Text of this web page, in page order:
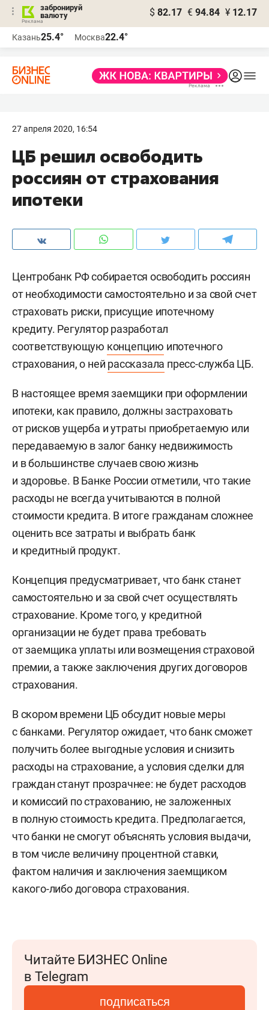
забронируй
валюту
$ 82.17 € 94.84 ¥ 12.17
Казань25.4° Москва22.4°
27 апреля 2020, 16:54
​ЦБ решил освободить
россиян от страхования
ипотеки
Центробанк РФ собирается освободить россиян
от необходимости самостоятельно и за свой счет
страховать риски, присущие ипотечному
кредиту. Регулятор разработал
соответствующую концепцию ипотечного
страхования, о ней рассказала пресс-служба ЦБ.
В настоящее время заемщики при оформлении
ипотеки, как правило, должны застраховать
от рисков ущерба и утраты приобретаемую или
передаваемую в залог банку недвижимость
и в большинстве случаев свою жизнь
и здоровье. В Банке России отметили, что такие
расходы не всегда учитываются в полной
стоимости кредита. В итоге гражданам сложнее
оценить все затраты и выбрать банк
и кредитный продукт.
Концепция предусматривает, что банк станет
самостоятельно и за свой счет осуществлять
страхование. Кроме того, у кредитной
организации не будет права требовать
от заемщика уплаты или возмещения страховой
премии, а также заключения других договоров
страхования.
В скором времени ЦБ обсудит новые меры
с банками. Регулятор ожидает, что банк сможет
получить более выгодные условия и снизить
расходы на страхование, а условия сделки для
граждан станут прозрачнее: не будет расходов
и комиссий по страхованию, не заложенных
в полную стоимость кредита. Предполагается,
что банки не смогут объяснять условия выдачи,
в том числе величину процентной ставки,
фактом наличия и заключения заемщиком
какого-либо договора страхования.
Читайте БИЗНЕС Online
в Telegram
подписаться